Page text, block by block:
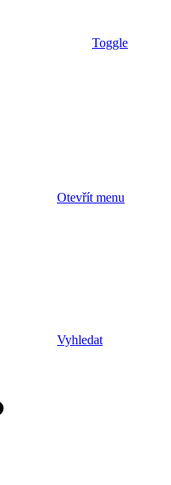
Toggle
Otevřít menu
Vyhledat